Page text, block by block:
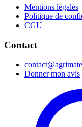
Mentions légales
Politique de
CGU
Contact
Donner mon avis